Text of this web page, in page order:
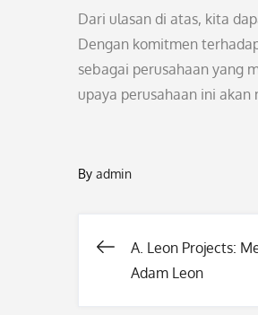
Dari ulasan di atas, kita
Dengan komitmen
sebagai perusahaan yang
upaya perusahaan ini
By admin
Post
A. Leon Projects:
Adam Leon